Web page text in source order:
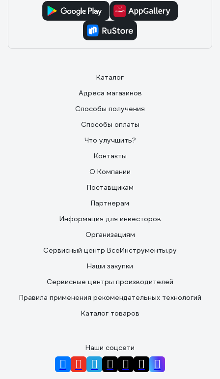
Каталог
Адреса магазинов
Способы получения
Способы оплаты
Что улучшить?
Контакты
О Компании
Поставщикам
Партнерам
Информация для инвесторов
Организациям
Сервисный центр ВсеИнструменты.ру
Наши закупки
Сервисные центры производителей
Правила применения рекомендательных технологий
Каталог товаров
Наши соцсети